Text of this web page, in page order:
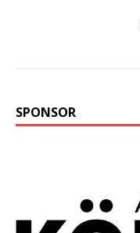
SPONSOR